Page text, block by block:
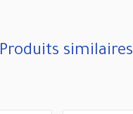
Produits similaires